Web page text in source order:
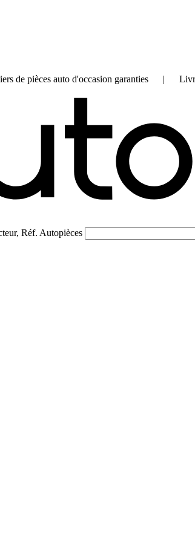
de pièces auto d'occasion garanties |
Réf. Autopièces